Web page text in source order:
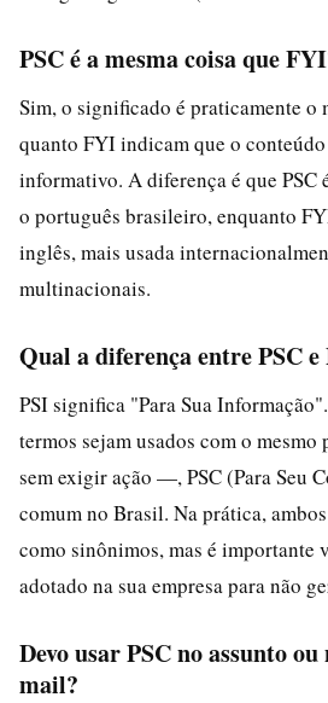
PSC é a mesma coisa que
Sim, o significado é praticamente o
quanto FYI indicam que o
informativo. A diferença é que PSC
o português brasileiro, enquanto
inglês, mais usada
multinacionais.
Qual a diferença entre PSC e
PSI significa "Para Sua
termos sejam usados com o
sem exigir ação —, PSC (Para Seu
comum no Brasil. Na prática,
como sinônimos, mas é importante
adotado na sua empresa para não
Devo usar PSC no assunto
mail?